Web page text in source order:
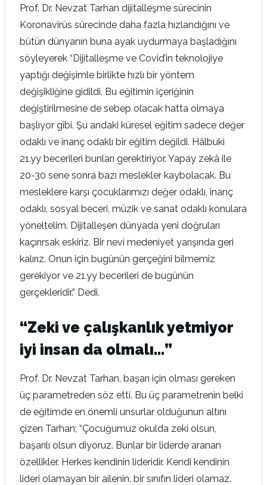
Prof. Dr. Nevzat Tarhan dijitalleşme sürecinin
Koronavirüs sürecinde daha fazla hızlandığını ve
bütün dünyanın buna ayak uydurmaya başladığını
söyleyerek “Dijitalleşme ve Covid’in teknolojiye
yaptığı değişimle birlikte hızlı bir yöntem
değişikliğine gidildi. Bu eğitimin içeriğinin
değiştirilmesine de sebep olacak hatta olmaya
başlıyor gibi. Şu andaki küresel eğitim sadece değer
odaklı ve inanç odaklı bir eğitim değildi. Hâlbuki
21.yy becerileri bunları gerektiriyor. Yapay zekâ ile
20-30 sene sonra bazı meslekler kaybolacak. Bu
mesleklere karşı çocuklarımızı değer odaklı, inanç
odaklı, sosyal beceri, müzik ve sanat odaklı konulara
yöneltelim. Dijitalleşen dünyada yeni doğruları
kaçırırsak eskiriz. Bir nevi medeniyet yarışında geri
kalırız. Onun için bugünün gerçeğini bilmemiz
gerekiyor ve 21.yy becerileri de bugünün
gerçekleridir.” Dedi.
“Zeki ve çalışkanlık yetmiyor
iyi insan da olmalı…”
Prof. Dr. Nevzat Tarhan, başarı için olması gereken
üç parametreden söz etti. Bu üç parametrenin belki
de eğitimde en önemli unsurlar olduğunun altını
çizen Tarhan; “Çocuğumuz okulda zeki olsun,
başarılı olsun diyoruz. Bunlar bir liderde aranan
özellikler. Herkes kendinin lideridir. Kendi kendinin
lideri olamayan bir ailenin, bir sınıfın lideri olamaz.